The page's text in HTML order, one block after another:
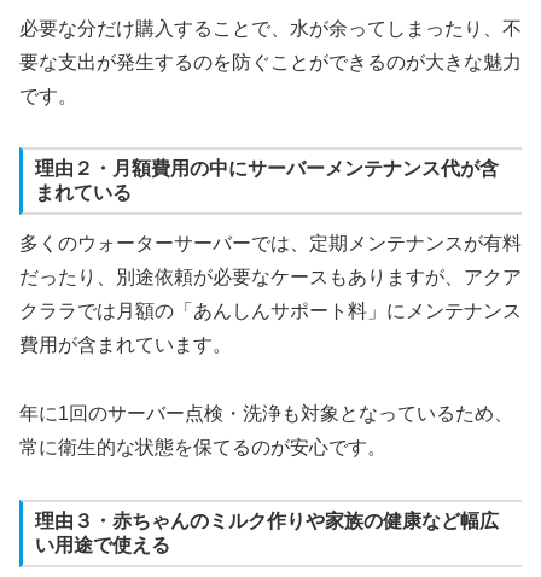
必要な分だけ購入することで、水が余ってしまったり、不
要な支出が発生するのを防ぐことができるのが大きな魅力
です。
理由２・月額費用の中にサーバーメンテナンス代が含
まれている
多くのウォーターサーバーでは、定期メンテナンスが有料
だったり、別途依頼が必要なケースもありますが、アクア
クララでは月額の「あんしんサポート料」にメンテナンス
費用が含まれています。
年に1回のサーバー点検・洗浄も対象となっているため、
常に衛生的な状態を保てるのが安心です。
理由３・赤ちゃんのミルク作りや家族の健康など幅広
い用途で使える